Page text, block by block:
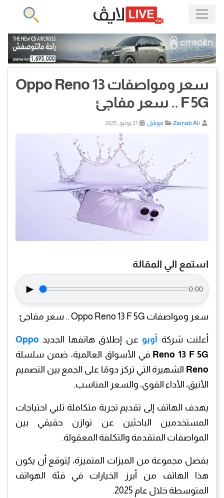
سعر ومواصفات Oppo Reno 13
F 5G .. سعر مفاجئ
Zainab Ali موبايل
استمع الي المقالة
► 0:00
سعر ومواصفات Oppo Reno 13 F 5G .. سعر مفاجئ
أعلنت شركة أوبو عن إطلاق هاتفها الجديد Oppo
Reno 13 F 5G في الأسواق العالمية، ضمن سلسلة
Reno الشهيرة التي تركز دومًا على الجمع بين التصميم
الأنيق، الأداء القوي، والسعر المناسب.
يهدف الهاتف إلى تقديم تجربة متكاملة تلبي احتياجات
المستخدمين الباحثين عن توازن حقيقي بين
المواصفات المتقدمة والتكلفة المعقولة.
بفضل مجموعة من الميزات المتميزة، يُتوقع أن يكون
هذا الهاتف من أبرز الخيارات في فئة الهواتف
المتوسطة خلال عام 2025.